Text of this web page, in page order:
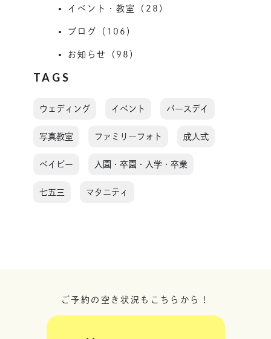
イベント・教室（28）
ブログ（106）
お知らせ（98）
TAGS
ウェディング イベント バースデイ
写真教室 ファミリーフォト 成人式
ベイビー 入園・卒園・入学・卒業
七五三 マタニティ
ご予約の空き状況もこちらから！